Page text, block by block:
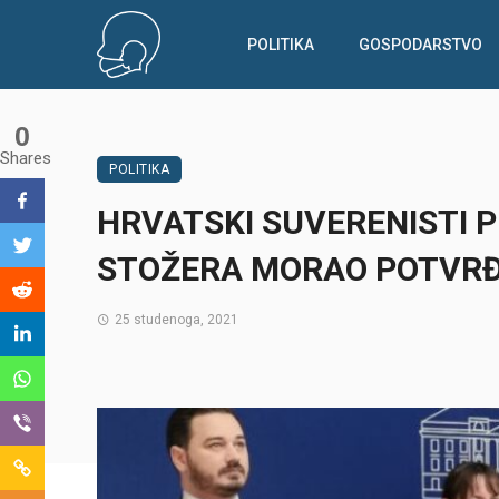
POLITIKA GOSPODARSTVO
POLITIKA
HRVATSKI SUVERENISTI
STOŽERA MORAO
25 studenoga, 2021
0
Shares